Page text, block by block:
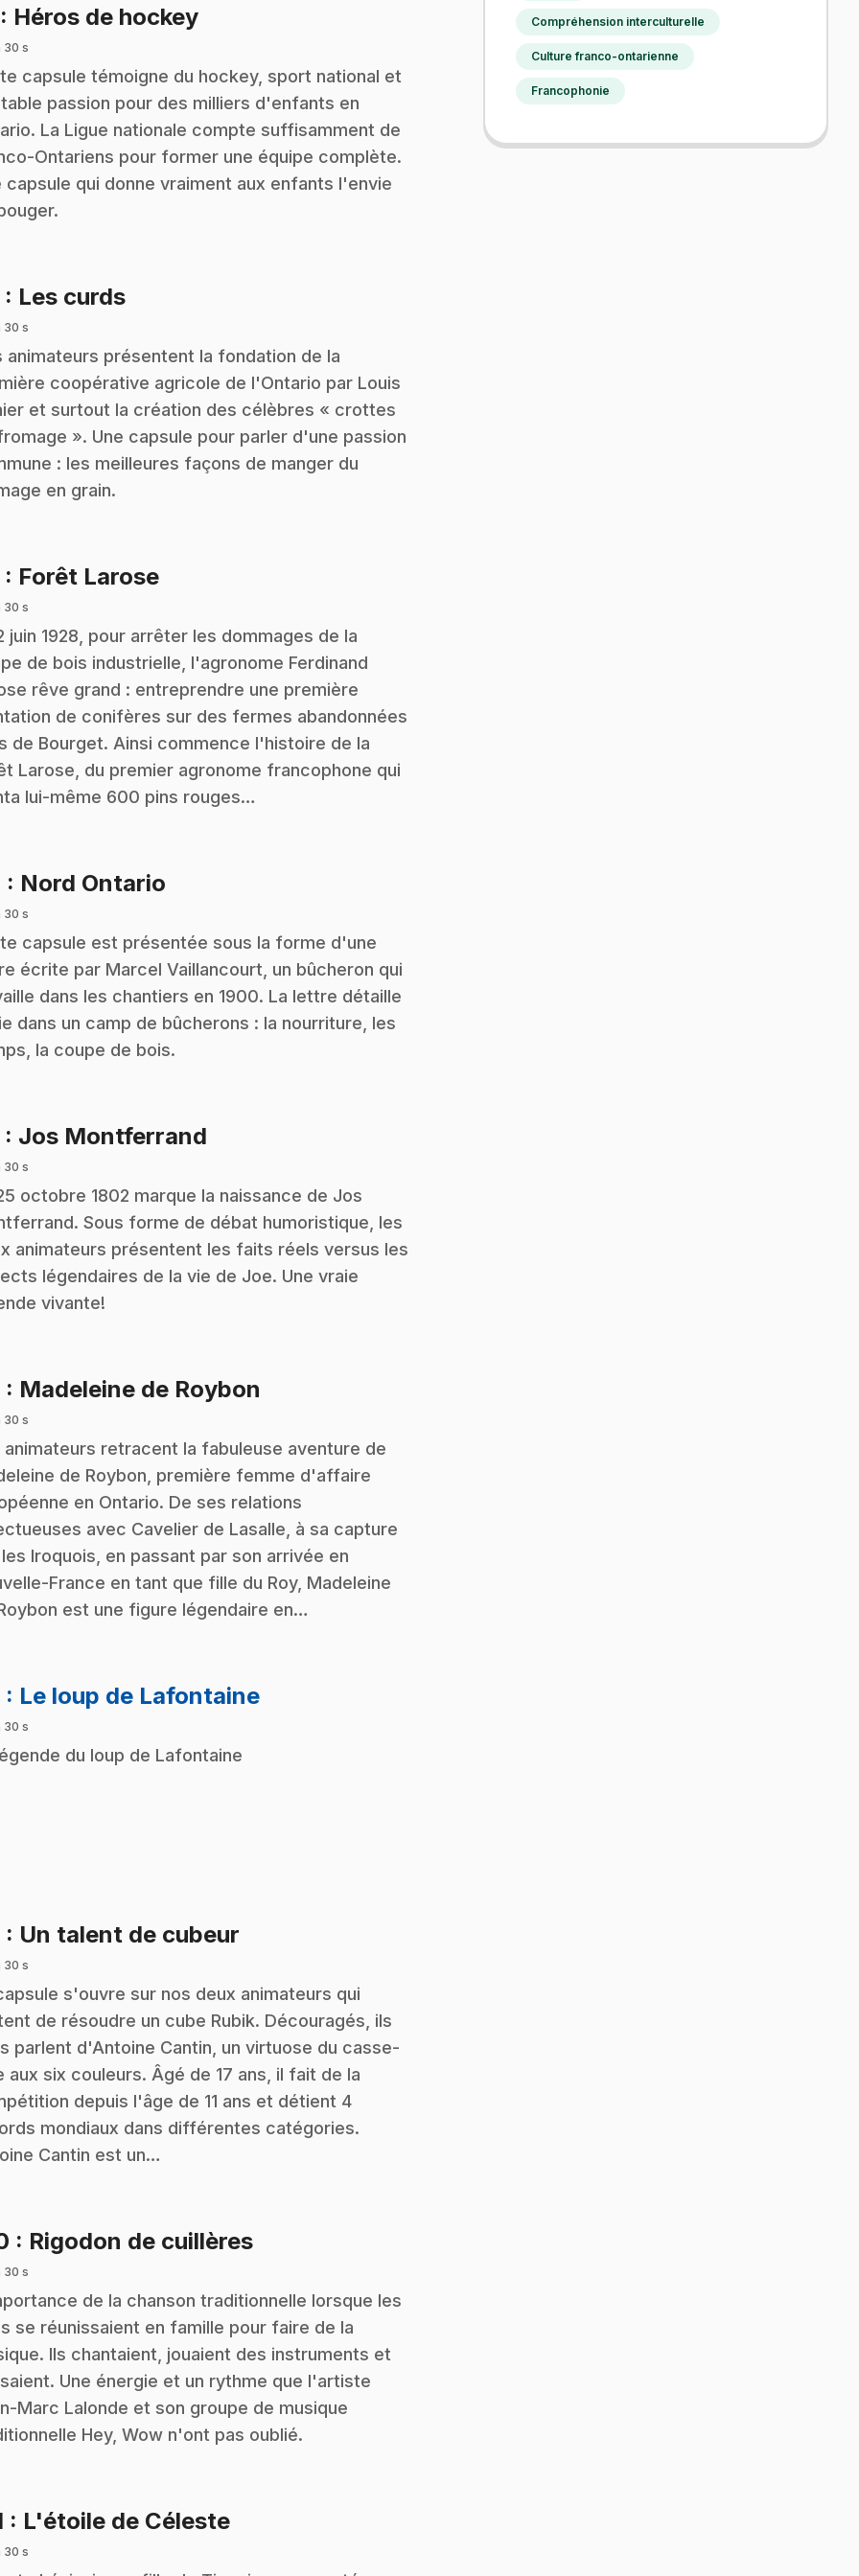
: Héros de hockey.
30 s
capsule témoigne du hockey, sport national et
passion pour des milliers d'enfants en
La Ligue nationale compte suffisamment de
Ontariens pour former une équipe complète.
capsule qui donne vraiment aux enfants l'envie
: Les curds.
30 s
animateurs présentent la fondation de la
coopérative agricole de l'Ontario par Louis
et surtout la création des célèbres « crottes
». Une capsule pour parler d'une passion
: les meilleures façons de manger du
en grain.
: Forêt Larose.
30 s
juin 1928, pour arrêter les dommages de la
de bois industrielle, l'agronome Ferdinand
rêve grand : entreprendre une première
de conifères sur des fermes abandonnées
de Bourget. Ainsi commence l'histoire de la
Larose, du premier agronome francophone qui
lui-même 600 pins rouges…
: Nord Ontario
30 s
capsule est présentée sous la forme d'une
écrite par Marcel Vaillancourt, un bûcheron qui
dans les chantiers en 1900. La lettre détaille
dans un camp de bûcherons : la nourriture, les
la coupe de bois.
: Jos Montferrand
30 s
octobre 1802 marque la naissance de Jos
Sous forme de débat humoristique, les
animateurs présentent les faits réels versus les
légendaires de la vie de Joe. Une vraie
vivante!
: Madeleine de Roybon
30 s
animateurs retracent la fabuleuse aventure de
de Roybon, première femme d'affaire
en Ontario. De ses relations
avec Cavelier de Lasalle, à sa capture
Iroquois, en passant par son arrivée en
France en tant que fille du Roy, Madeleine
est une figure légendaire en…
: Le loup de Lafontaine.
30 s
du loup de Lafontaine
: Un talent de cubeur
30 s
s'ouvre sur nos deux animateurs qui
de résoudre un cube Rubik. Découragés, ils
parlent d'Antoine Cantin, un virtuose du casse-
aux six couleurs. Âgé de 17 ans, il fait de la
depuis l'âge de 11 ans et détient 4
mondiaux dans différentes catégories.
Cantin est un…
: Rigodon de cuillères.
30 s
de la chanson traditionnelle lorsque les
se réunissaient en famille pour faire de la
Ils chantaient, jouaient des instruments et
Une énergie et un rythme que l'artiste
Marc Lalonde et son groupe de musique
Hey, Wow n'ont pas oublié.
: L'étoile de Céleste.
30 s
Compréhension interculturelle
Culture franco-ontarienne
Francophonie